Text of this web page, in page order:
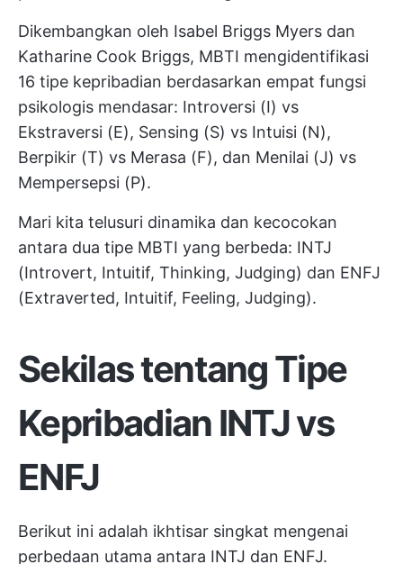
Dikembangkan oleh Isabel Briggs Myers dan
Katharine Cook Briggs, MBTI mengidentifikasi
16 tipe kepribadian berdasarkan empat fungsi
psikologis mendasar: Introversi (I) vs
Ekstraversi (E), Sensing (S) vs Intuisi (N),
Berpikir (T) vs Merasa (F), dan Menilai (J) vs
Mempersepsi (P).
Mari kita telusuri dinamika dan kecocokan
antara dua tipe MBTI yang berbeda: INTJ
(Introvert, Intuitif, Thinking, Judging) dan ENFJ
(Extraverted, Intuitif, Feeling, Judging).
Sekilas tentang Tipe
Kepribadian INTJ vs
ENFJ
Berikut ini adalah ikhtisar singkat mengenai
perbedaan utama antara INTJ dan ENFJ.